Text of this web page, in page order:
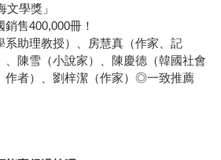
學獎」
售400,000冊！
系助理教授）、房慧真（作家、記
、陳雪（小說家）、陳慶德（韓國社會
作者）、劉梓潔（作家）◎一致推薦